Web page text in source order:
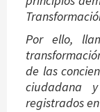
Por ello,
de las
ciudadana
registrados